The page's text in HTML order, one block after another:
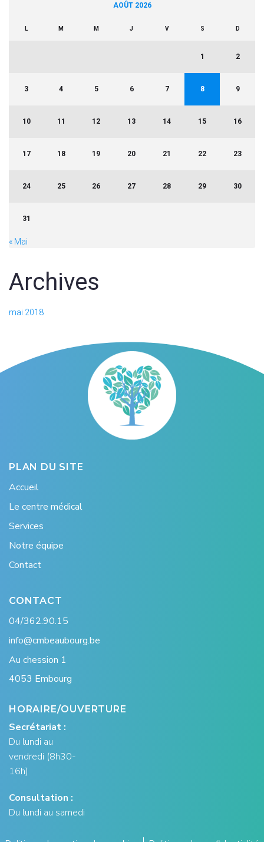
AOÛT 2026
L M M J V S D
1 2
3 4 5 6 7 8 9
10 11 12 13 14 15 16
17 18 19 20 21 22 23
24 25 26 27 28 29 30
31
« Mai
Archives
mai 2018
PLAN DU SITE
Accueil
Le centre médical
Services
Notre équipe
Contact
CONTACT
04/362.90.15
info@cmbeaubourg.be
Au chession 1
4053 Embourg
HORAIRE/OUVERTURE
Secrétariat :
Du lundi au
vendredi (8h30-
16h)
Consultation :
Du lundi au samedi